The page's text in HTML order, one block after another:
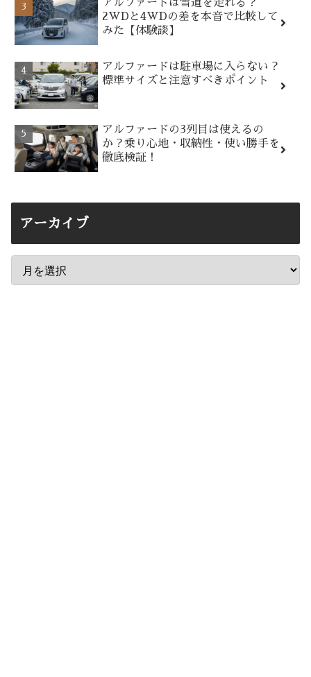
アルファードは雪道を走れる？
2WDと4WDの差を本音で比較して
みた【体験談】
アルファードは駐車場に入らない？
標準サイズと注意すべきポイント
アルファードの3列目は使えるの
か？乗り心地・収納性・使い勝手を
徹底検証！
アーカイブ